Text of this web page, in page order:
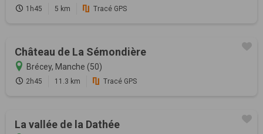
1h45 5 km Tracé GPS
Château de La Sémondière
Brécey, Manche (50)
2h45 11.3 km Tracé GPS
La vallée de la Dathée